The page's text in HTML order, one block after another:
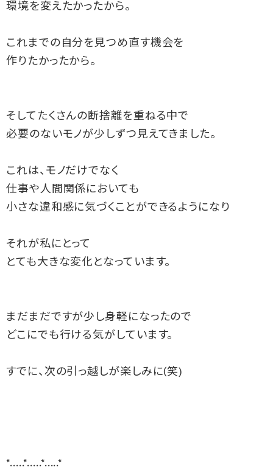
環境を変えたかったから。
これまでの自分を見つめ直す機会を
作りたかったから。
そしてたくさんの断捨離を重ねる中で
必要のないモノが少しずつ見えてきました。
これは、モノだけでなく
仕事や人間関係においても
小さな違和感に気づくことができるようになり
それが私にとって
とても大きな変化となっています。
まだまだですが少し身軽になったので
どこにでも行ける気がしています。
すでに、次の引っ越しが楽しみに(笑)
*.....*.....*.....*